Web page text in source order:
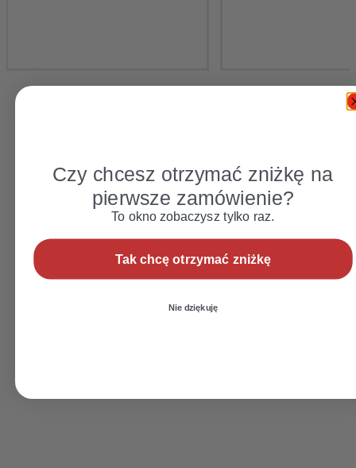
Czy chcesz otrzymać zniżkę na
pierwsze zamówienie?
To okno zobaczysz tylko raz.
Tak chcę otrzymać zniżkę
Nie dziękuję